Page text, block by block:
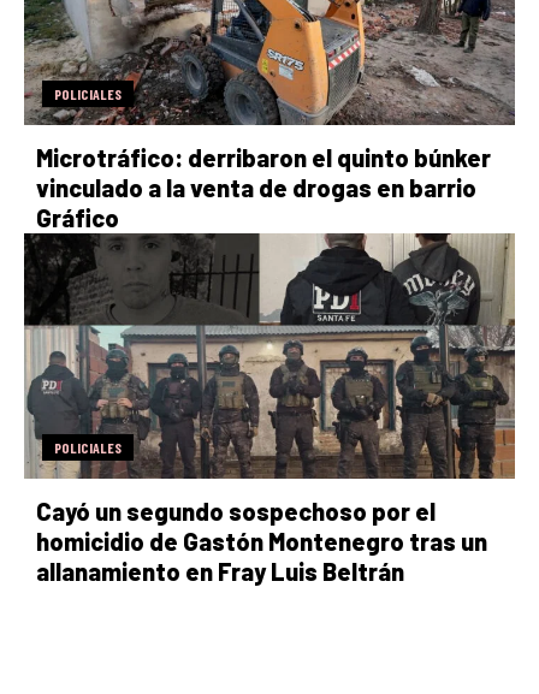
POLICIALES
Microtráfico: derribaron el quinto búnker
vinculado a la venta de drogas en barrio
Gráfico
POLICIALES
Cayó un segundo sospechoso por el
homicidio de Gastón Montenegro tras un
allanamiento en Fray Luis Beltrán